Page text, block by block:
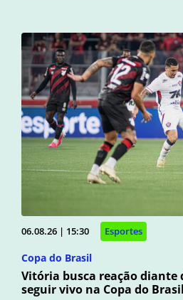
06.08.26 | 15:30 Esportes
Copa do Brasil
Vitória busca reação diante
seguir vivo na Copa do Brasil